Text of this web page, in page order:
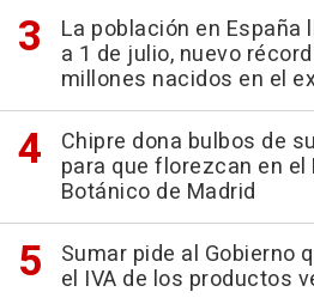
La población en España
a 1 de julio, nuevo
millones nacidos en el
Chipre dona bulbos de
para que florezcan en el
Botánico de Madrid
Sumar pide al Gobierno
el IVA de los productos